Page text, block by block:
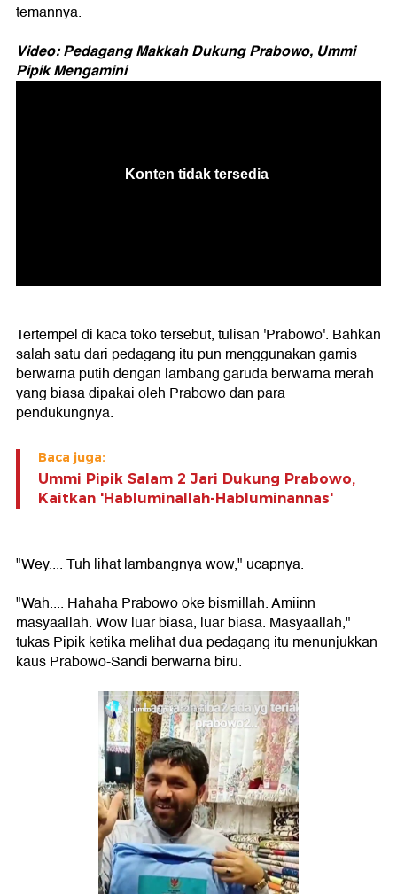
temannya.
Video: Pedagang Makkah Dukung Prabowo, Ummi
Pipik Mengamini
Tertempel di kaca toko tersebut, tulisan 'Prabowo'. Bahkan
salah satu dari pedagang itu pun menggunakan gamis
berwarna putih dengan lambang garuda berwarna merah
yang biasa dipakai oleh Prabowo dan para
pendukungnya.
Baca juga:
Ummi Pipik Salam 2 Jari Dukung Prabowo,
Kaitkan 'Habluminallah-Habluminannas'
"Wey.... Tuh lihat lambangnya wow," ucapnya.
"Wah.... Hahaha Prabowo oke bismillah. Amiinn
masyaallah. Wow luar biasa, luar biasa. Masyaallah,"
tukas Pipik ketika melihat dua pedagang itu menunjukkan
kaus Prabowo-Sandi berwarna biru.